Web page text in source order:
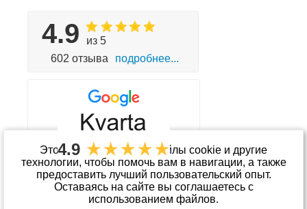
Этот сайт использует файлы cookie и другие
технологии, чтобы помочь вам в навигации, а также
предоставить лучший пользовательский опыт.
Оставаясь на сайте вы соглашаетесь с
использованием файлов.
4.9
из 5
602 отзыва
подробнее...
4.9
Принимаем к оплате